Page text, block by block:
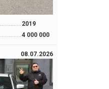
2019
4 000 000
08.07.2026